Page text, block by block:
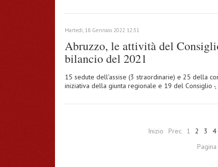
Martedì, 18 Gennaio 2022 12:31
Abruzzo, le attività del
bilancio del 2021
15 sedute dell’assise (3 straordinarie) e 25 della
iniziativa della giunta regionale e 19 del Consiglio
Inizio Prec 1 2 3
4